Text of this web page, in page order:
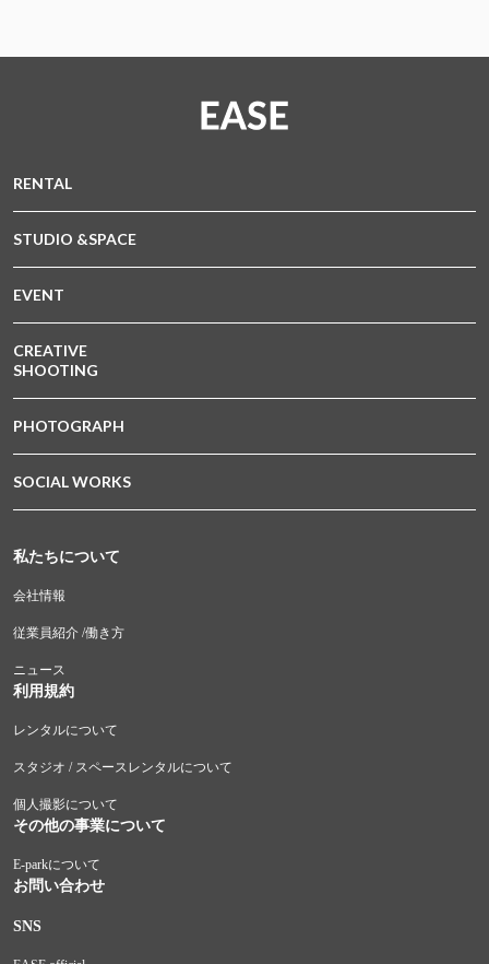
RENTAL
STUDIO &SPACE
EVENT
CREATIVE
SHOOTING
PHOTOGRAPH
SOCIAL WORKS
私たちについて
会社情報
従業員紹介 /働き方
ニュース
利用規約
レンタルについて
スタジオ / スペースレンタルについて
個人撮影について
その他の事業について
E-parkについて
お問い合わせ
SNS